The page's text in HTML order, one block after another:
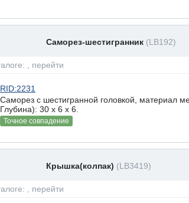
Саморез-шестигранник (LB192)
, перейти
RID:2231
Саморез с шестигранной головкой, материал
Глубина): 30 x 6 х 6.
Точное совпадение
Крышка(колпак) (LB3419)
, перейти